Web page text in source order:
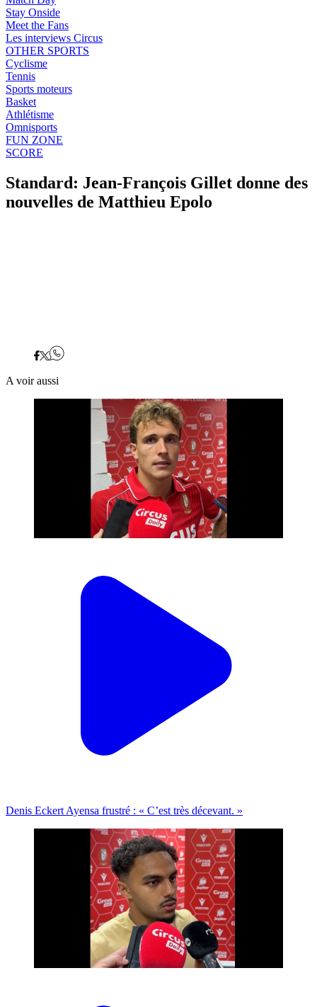
Stay Onside
Meet the Fans
Les interviews Circus
OTHER SPORTS
Cyclisme
Tennis
Sports moteurs
Basket
Athlétisme
Omnisports
FUN ZONE
SCORE
Standard: Jean-François Gillet donne des
nouvelles de Matthieu Epolo
A voir aussi
Denis Eckert Ayensa frustré : « C’est très décevant. »